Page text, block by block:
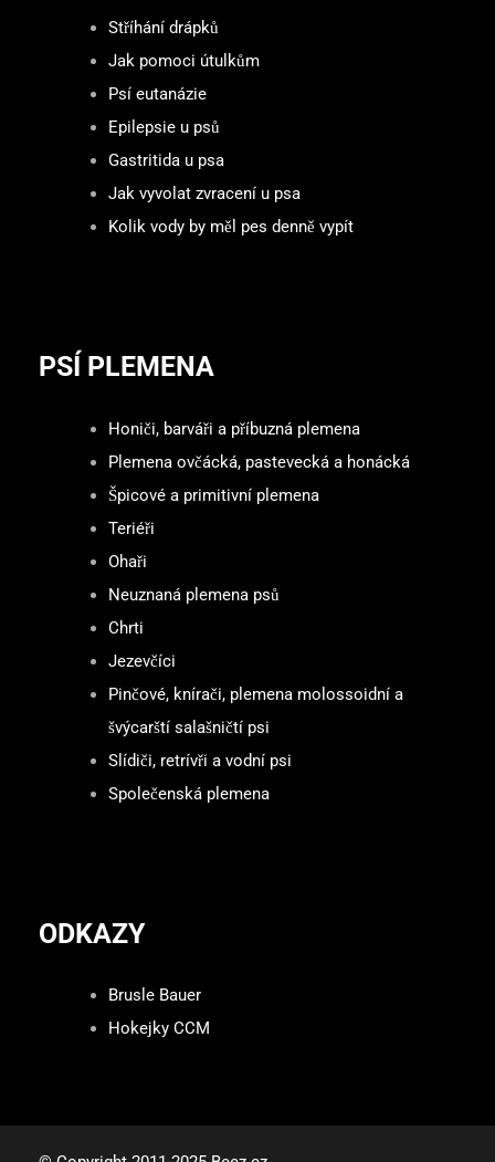
Stříhání drápků
Jak pomoci útulkům
Psí eutanázie
Epilepsie u psů
Gastritida u psa
Jak vyvolat zvracení u psa
Kolik vody by měl pes denně vypít
PSÍ PLEMENA
Honiči, barváři a příbuzná plemena
Plemena ovčácká, pastevecká a honácká
Špicové a primitivní plemena
Teriéři
Ohaři
Neuznaná plemena psů
Chrti
Jezevčíci
Pinčové, knírači, plemena molossoidní a
švýcarští salašničtí psi
Slídiči, retrívři a vodní psi
Společenská plemena
ODKAZY
Brusle Bauer
Hokejky CCM